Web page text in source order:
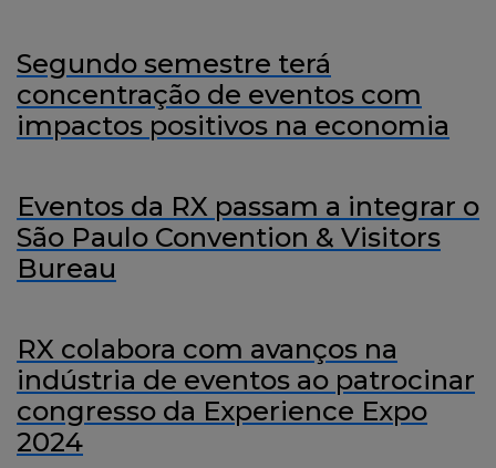
Segundo semestre terá
concentração de eventos com
impactos positivos na economia
Eventos da RX passam a integrar o
São Paulo Convention & Visitors
Bureau
RX colabora com avanços na
indústria de eventos ao patrocinar
congresso da Experience Expo
2024